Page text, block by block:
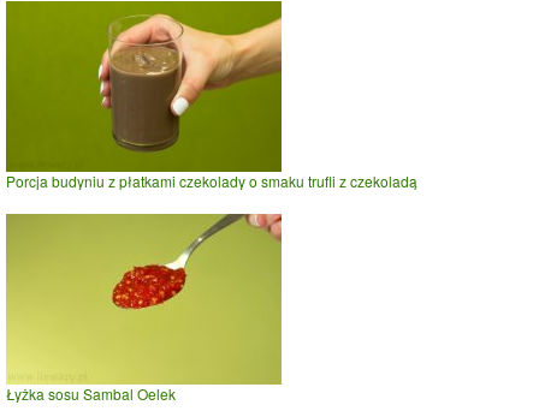
Porcja budyniu z płatkami czekolady o smaku trufli z czekoladą
Łyżka sosu Sambal Oelek